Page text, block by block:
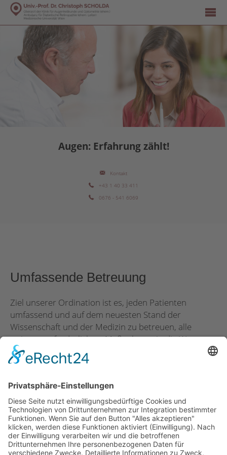
Augen: Erfahrung zählt!
Kontakt
+43 1 40 33 411
0676 - 541 6069
Umfassende Betreuung
Ziel unserer Ordination ist es, jeden Patienten
umfassend und auf dem neuesten Stand der
Wissenschaft und der Medizin zu betreuen, alle
weiteren erforderlichen Maßnahmen in die Wege zu
leiten, sowie dem Patienten zu jeder Zeit ein
kompetenter Ansprechpartner für sein Augenleiden
rechtfertigen.
Unsere Philosophie ist es, jedem Patienten die
bestmögliche Diagnostik und Behandlung zukommen
zu lassen. Neben unserer Erfahrung ist dabei die
Vernetzung unserer Ordination mit Fachärzten und